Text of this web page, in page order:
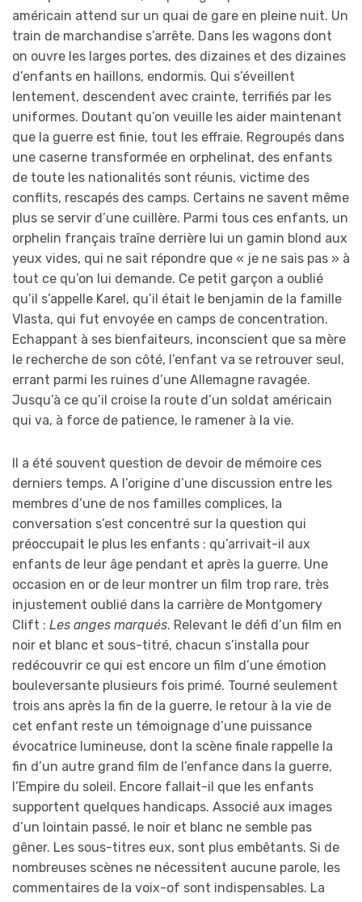
américain attend sur un quai de gare en pleine nuit. Un
train de marchandise s’arrête. Dans les wagons dont
on ouvre les larges portes, des dizaines et des dizaines
d’enfants en haillons, endormis. Qui s’éveillent
lentement, descendent avec crainte, terrifiés par les
uniformes. Doutant qu’on veuille les aider maintenant
que la guerre est finie, tout les effraie. Regroupés dans
une caserne transformée en orphelinat, des enfants
de toute les nationalités sont réunis, victime des
conflits, rescapés des camps. Certains ne savent même
plus se servir d’une cuillère. Parmi tous ces enfants, un
orphelin français traîne derrière lui un gamin blond aux
yeux vides, qui ne sait répondre que « je ne sais pas » à
tout ce qu’on lui demande. Ce petit garçon a oublié
qu’il s’appelle Karel, qu’il était le benjamin de la famille
Vlasta, qui fut envoyée en camps de concentration.
Echappant à ses bienfaiteurs, inconscient que sa mère
le recherche de son côté, l’enfant va se retrouver seul,
errant parmi les ruines d’une Allemagne ravagée.
Jusqu’à ce qu’il croise la route d’un soldat américain
qui va, à force de patience, le ramener à la vie.
Il a été souvent question de devoir de mémoire ces
derniers temps. A l’origine d’une discussion entre les
membres d’une de nos familles complices, la
conversation s’est concentré sur la question qui
préoccupait le plus les enfants : qu’arrivait-il aux
enfants de leur âge pendant et après la guerre. Une
occasion en or de leur montrer un film trop rare, très
injustement oublié dans la carrière de Montgomery
Clift : Les anges marqués. Relevant le défi d’un film en
noir et blanc et sous-titré, chacun s’installa pour
redécouvrir ce qui est encore un film d’une émotion
bouleversante plusieurs fois primé. Tourné seulement
trois ans après la fin de la guerre, le retour à la vie de
cet enfant reste un témoignage d’une puissance
évocatrice lumineuse, dont la scène finale rappelle la
fin d’un autre grand film de l’enfance dans la guerre,
l’Empire du soleil. Encore fallait-il que les enfants
supportent quelques handicaps. Associé aux images
d’un lointain passé, le noir et blanc ne semble pas
gêner. Les sous-titres eux, sont plus embêtants. Si de
nombreuses scènes ne nécessitent aucune parole, les
commentaires de la voix-of sont indispensables. La